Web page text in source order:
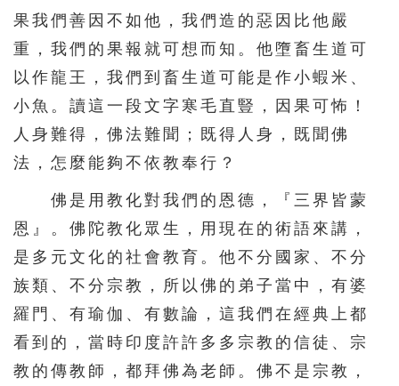
果我們善因不如他，我們造的惡因比他嚴
重，我們的果報就可想而知。他墮畜生道可
以作龍王，我們到畜生道可能是作小蝦米、
小魚。讀這一段文字寒毛直豎，因果可怖！
人身難得，佛法難聞；既得人身，既聞佛
法，怎麼能夠不依教奉行？
佛是用教化對我們的恩德，『三界皆蒙
恩』。佛陀教化眾生，用現在的術語來講，
是多元文化的社會教育。他不分國家、不分
族類、不分宗教，所以佛的弟子當中，有婆
羅門、有瑜伽、有數論，這我們在經典上都
看到的，當時印度許許多多宗教的信徒、宗
教的傳教師，都拜佛為老師。佛不是宗教，